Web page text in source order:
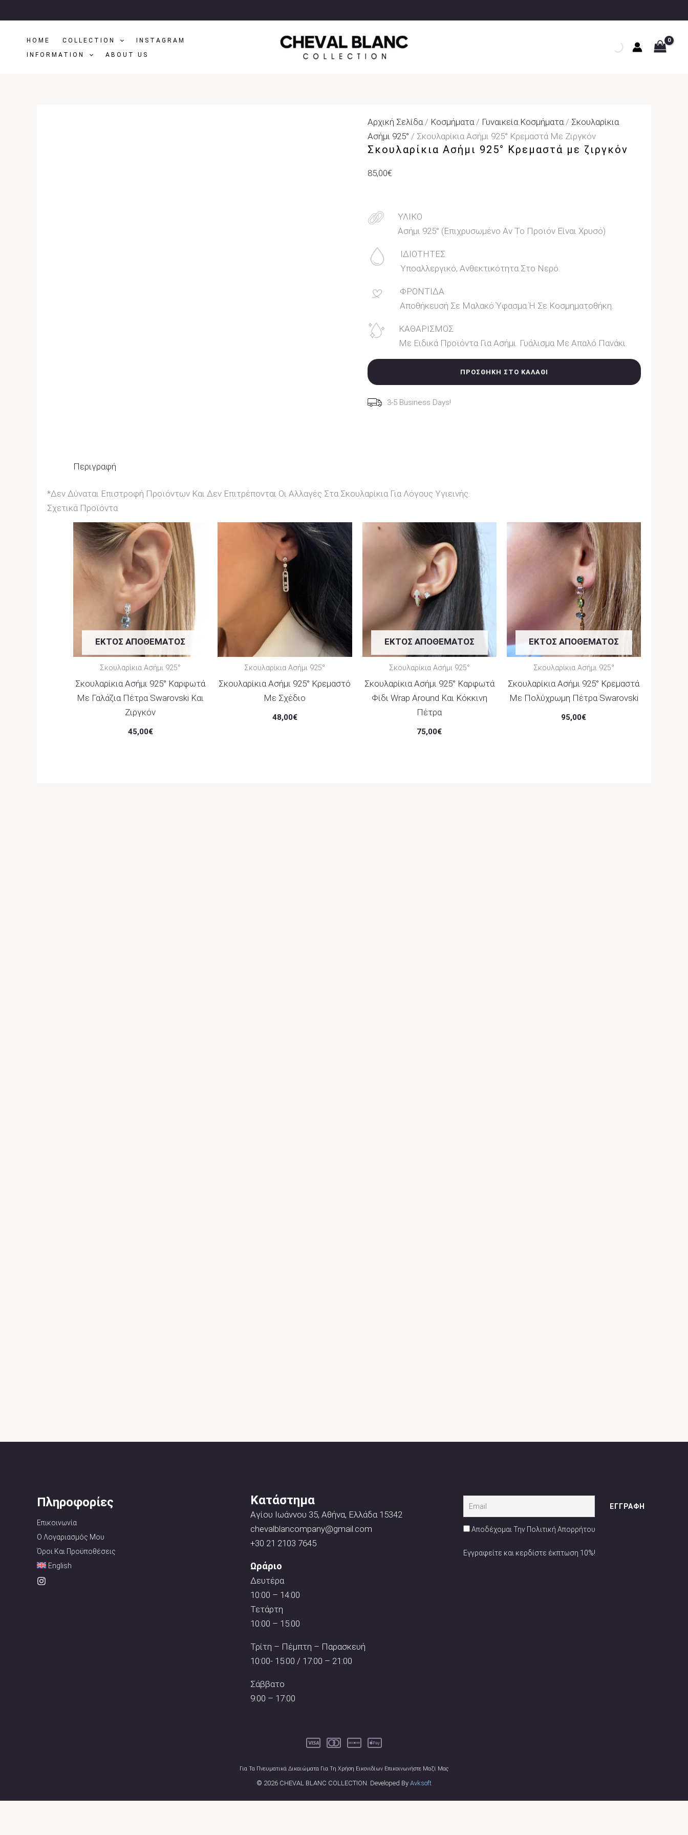
Στο
Περιεχόμενο
HOME COLLECTION
INSTAGRAM
INFORMATION
ABOUT US
Αρχική Σελίδα/ Κοσμήματα/ Γυναικεία Κοσμήματα/ Σκουλαρίκια
Ασήμι 925° / Σκουλαρίκια Ασήμι 925° Κρεμαστά Με Ζιργκόν
Σκουλαρίκια Ασήμι 925° Κρεμαστά με ζιργκόν
85,00€
ΥΛΙΚΟ
Ασήμι 925° (Επιχρυσωμένο Αν Το Προϊόν Είναι Χρυσό)
ΙΔΙΟΤΗΤΕΣ
Υποαλλεργικό, Ανθεκτικότητα Στο Νερό.
ΦΡΟΝΤΙΔΑ
Αποθήκευσή Σε Μαλακό Ύφασμα Ή Σε Κοσμηματοθήκη.
ΚΑΘΑΡΙΣΜΟΣ
Με Ειδικά Προϊόντα Για Ασήμι. Γυάλισμα Με Απαλό Πανάκι.
Ασήμι
925°
Κρεμαστά
ΠΡΟΣΘΉΚΗ ΣΤΟ ΚΑΛΆΘΙ
3-5 Business Days!
Περιγραφή
*Δεν Δύναται Επιστροφή Προϊόντων Και Δεν Επιτρέπονται Οι Αλλαγές Στα Σκουλαρίκια Για Λόγους Υγιεινής.
Σχετικά Προϊόντα
ΕΚΤΌΣ ΑΠΟΘΈΜΑΤΟΣ
Σκουλαρίκια Ασήμι 925°
Σκουλαρίκια Ασήμι 925° Καρφωτά
Με Γαλάζια Πέτρα Swarovski Και
Ζιργκόν
45,00€
Σκουλαρίκια Ασήμι 925°
Σκουλαρίκια Ασήμι 925° Κρεμαστό
Με Σχέδιο
48,00€
ΕΚΤΌΣ ΑΠΟΘΈΜΑΤΟΣ
Σκουλαρίκια Ασήμι 925°
Σκουλαρίκια Ασήμι 925° Καρφωτά
Φίδι Wrap Around Και Κόκκινη
Πέτρα
75,00€
ΕΚΤΌΣ ΑΠΟΘΈΜΑΤΟΣ
Σκουλαρίκια Ασήμι 925°
Σκουλαρίκια Ασήμι 925° Κρεμαστά
Με Πολύχρωμη Πέτρα Swarovski
95,00€
Πληροφορίες
Επικοινωνία
Ο Λογαριασμός Μου
Όροι Και Προϋποθέσεις
English
Κατάστημα
Αγίου Ιωάννου 35, Αθήνα, Ελλάδα 15342
chevalblancompany@gmail.com
+30 21 2103 7645
Ωράριο
Δευτέρα
10:00 – 14:00
Τετάρτη
10:00 – 15:00
Τρίτη – Πέμπτη – Παρασκευή
10:00- 15:00 / 17:00 – 21:00
Σάββατο
9:00 – 17:00
Αποδέχομαι Την Πολιτική Απορρήτου
Εγγραφείτε και κερδίστε έκπτωση 10%!
Για Τα Πνευματικά Δικαιώματα Για Τη Χρήση Εικονιδίων Επικοινωνήστε Μαζί Μας
© 2026 CHEVAL BLANC COLLECTION. Developed By Avksoft